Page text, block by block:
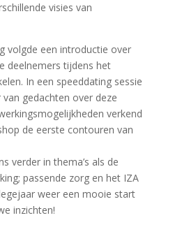
visies van
volgde een introductie over
deelnemers tijdens het
In een speeddating sessie
gedachten over deze
verkend
de eerste contouren van
verder in thema’s als de
passende zorg en het IZA
weer een mooie start
inzichten!